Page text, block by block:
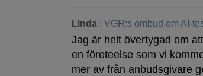
Linda :VGR:s ombud om AI-
Jag är helt övertygad om
en företeelse som vi
mer av från anbudsgivare